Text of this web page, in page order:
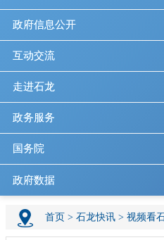
政府信息公开
互动交流
走进石龙
政务服务
国务院
政府数据
首页 > 石龙快讯 > 视频看